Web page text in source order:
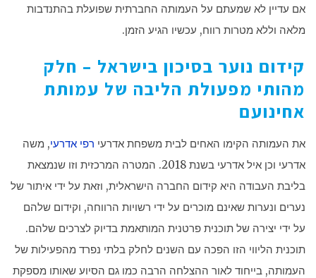
אם עדיין לא שמעתם על העמותה החברתית שפועלת בהתנדבות
מלאה וללא מטרות רווח, עכשיו הגיע הזמן.
קידום נוער בסיכון בישראל – חלק
מהותי מפעולת הליבה של עמותת
אחינועם
את העמותה הקימו האחים לבית משפחת אדרעירפי אדרעי, משה
אדרעי וכן איל אדרעי בשנת 2018. המטרה המרכזית וזו שנמצאת
בליבת העבודה היא קידום החברה הישראלית, וזאת על ידי איתור של
נערים ונערות שאינם מוכרים על ידי רשויות הרווחה, וקידום שלהם
על ידי יצירה של תוכנית פרטנית המותאמת בדיוק לצרכים שלהם.
תוכנית הליווי הזו הפכה עם השנים לחלק בלתי נפרד מהפעילות של
העמותה, בייחוד לאור ההצלחה הרבה כמו גם הסיוע שאותו מספקת